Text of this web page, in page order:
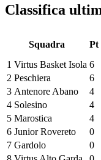
Classifica
Squadra Pt
1 Virtus Basket Isola 6
2 Peschiera 6
3 Antenore Abano 4
4 Solesino 4
5 Marostica 4
6 Junior Rovereto 0
7 Gardolo 0